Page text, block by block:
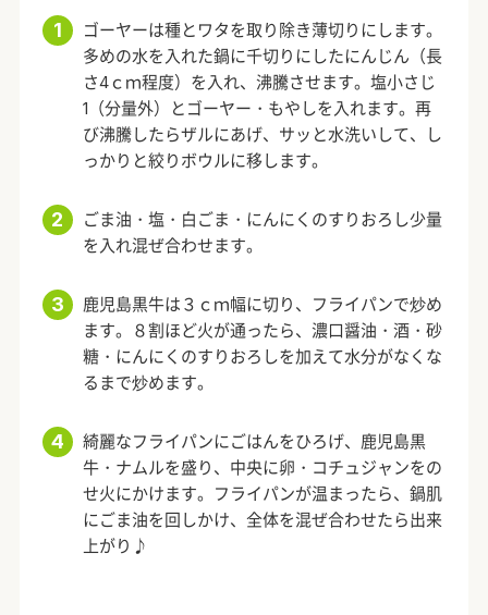
ゴーヤーは種とワタを取り除き薄切りにします。
多めの水を入れた鍋に千切りにしたにんじん（長
さ4ｃｍ程度）を入れ、沸騰させます。塩小さじ
1（分量外）とゴーヤー・もやしを入れます。再
び沸騰したらザルにあげ、サッと水洗いして、し
っかりと絞りボウルに移します。
ごま油・塩・白ごま・にんにくのすりおろし少量
を入れ混ぜ合わせます。
鹿児島黒牛は３ｃｍ幅に切り、フライパンで炒め
ます。８割ほど火が通ったら、濃口醤油・酒・砂
糖・にんにくのすりおろしを加えて水分がなくな
るまで炒めます。
綺麗なフライパンにごはんをひろげ、鹿児島黒
牛・ナムルを盛り、中央に卵・コチュジャンをの
せ火にかけます。フライパンが温まったら、鍋肌
にごま油を回しかけ、全体を混ぜ合わせたら出来
上がり♪